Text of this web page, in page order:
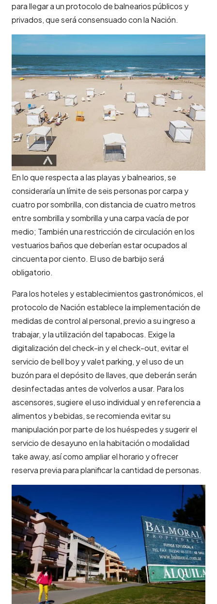
para llegar a un protocolo de balnearios públicos y
privados, que será consensuado con la Nación.
En lo que respecta a las playas y balnearios, se
consideraría un límite de seis personas por carpa y
cuatro por sombrilla, con distancia de cuatro metros
entre sombrilla y sombrilla y una carpa vacía de por
medio; También una restricción de circulación en los
vestuarios baños que deberían estar ocupados al
cincuenta por ciento. El uso de barbijo será
obligatorio.
Para los hoteles y establecimientos gastronómicos, el
protocolo de Nación establece la implementación de
medidas de control al personal, previo a su ingreso a
trabajar, y la utilización del tapabocas. Exige la
digitalización del check-in y el check-out, evitar el
servicio de bell boy y valet parking, y el uso de un
buzón para el depósito de llaves, que deberán serán
desinfectadas antes de volverlos a usar. Para los
ascensores, sugiere el uso individual y en referencia a
alimentos y bebidas, se recomienda evitar su
manipulación por parte de los huéspedes y sugerir el
servicio de desayuno en la habitación o modalidad
take away, así como ampliar el horario y ofrecer
reserva previa para planificar la cantidad de personas.